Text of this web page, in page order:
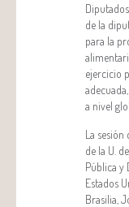
de la
para la
ejercicio
a nivel
La
de la U.
Pública y
Estados
Brasilia,